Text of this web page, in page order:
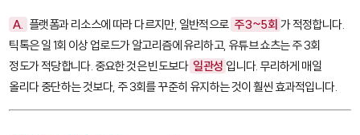
A. 플랫폼과 리소스에 따라 다르지만, 일반적으로 주 3~5회 가 적정합니다.
틱톡은 일 1회 이상 업로드가 알고리즘에 유리하고, 유튜브 쇼츠는 주 3회
정도가 적당합니다. 중요한 것은 빈도보다 일관성 입니다. 무리하게 매일
올리다 중단하는 것보다, 주 3회를 꾸준히 유지하는 것이 훨씬 효과적입니다.